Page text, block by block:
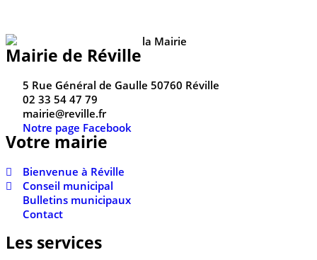
Mairie de Réville
5 Rue Général de Gaulle 50760 Réville
02 33 54 47 79
mairie@reville.fr
Notre page Facebook
Votre mairie
Bienvenue à Réville
Conseil municipal
Bulletins municipaux
Contact
Les services